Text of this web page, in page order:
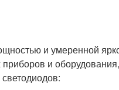
и умеренной
и